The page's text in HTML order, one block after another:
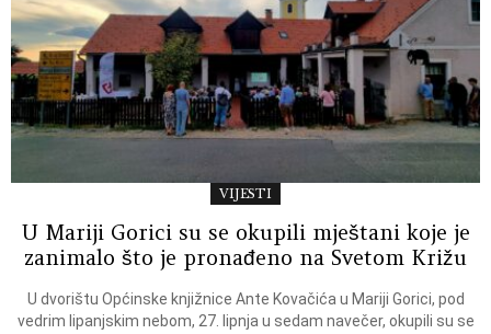
VIJESTI
U Mariji Gorici su se okupili mještani koje je
zanimalo što je pronađeno na Svetom Križu
U dvorištu Općinske knjižnice Ante Kovačića u Mariji Gorici, pod
vedrim lipanjskim nebom, 27. lipnja u sedam navečer, okupili su se